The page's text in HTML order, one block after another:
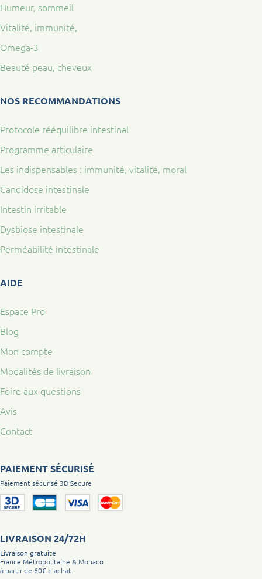
Humeur, sommeil
Vitalité, immunité,
Omega-3
Beauté peau, cheveux
NOS RECOMMANDATIONS
Protocole rééquilibre intestinal
Programme articulaire
Les indispensables : immunité, vitalité, moral
Candidose intestinale
Intestin irritable
Dysbiose intestinale
Perméabilité intestinale
AIDE
Espace Pro
Blog
Mon compte
Modalités de livraison
Foire aux questions
Avis
Contact
PAIEMENT SÉCURISÉ
Paiement sécurisé 3D Secure
LIVRAISON 24/72H
Livraison gratuite
France Métropolitaine & Monaco
à partir de 60€ d’achat.